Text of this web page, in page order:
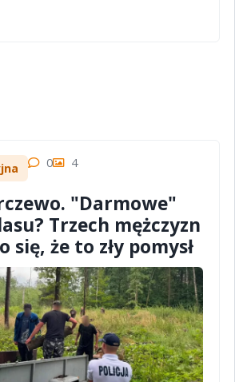
0 4
"Darmowe"
Trzech mężczyzn
się, że to zły pomysł